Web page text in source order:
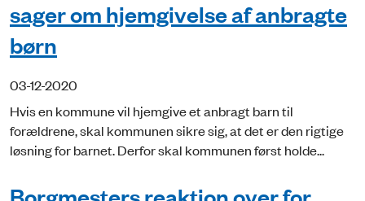
sager om hjemgivelse af anbragte
børn
03-12-2020
Hvis en kommune vil hjemgive et anbragt barn til
forældrene, skal kommunen sikre sig, at det er den rigtige
løsning for barnet. Derfor skal kommunen først holde...